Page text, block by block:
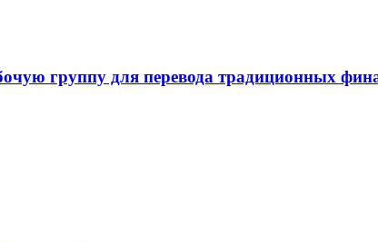
группу для перевода традиционных